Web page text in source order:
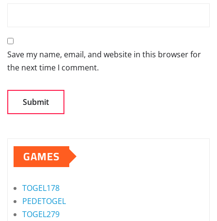
Save my name, email, and website in this browser for
the next time I comment.
GAMES
TOGEL178
PEDETOGEL
TOGEL279